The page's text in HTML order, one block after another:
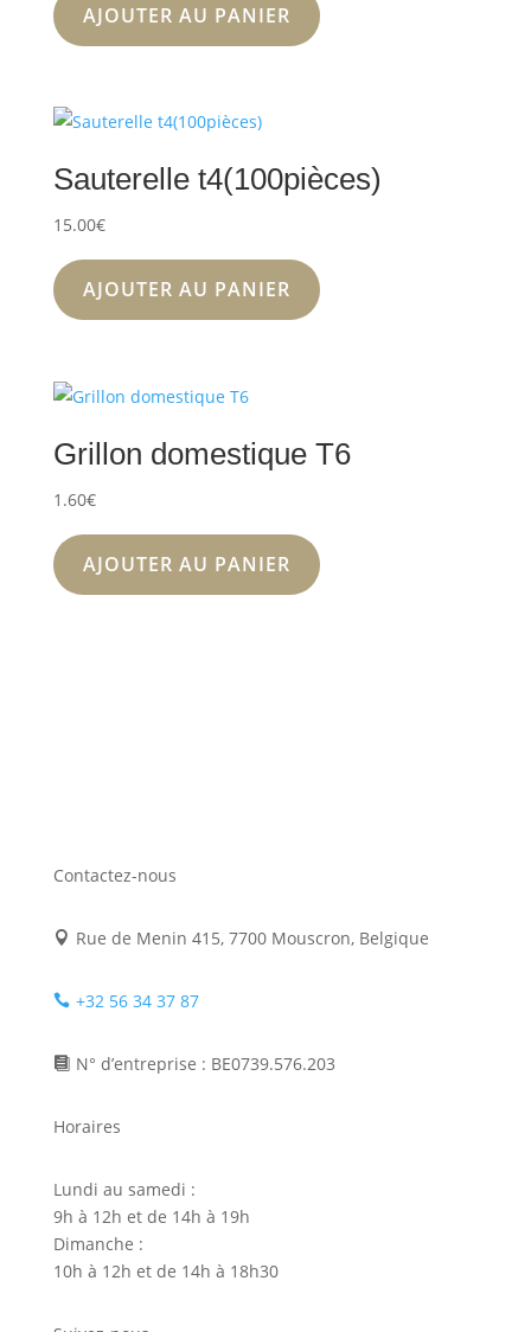
AJOUTER AU PANIER
Sauterelle t4(100pièces)
15.00€
AJOUTER AU PANIER
Grillon domestique T6
1.60€
AJOUTER AU PANIER
Contactez-nous
 Rue de Menin 415, 7700 Mouscron, Belgique
 +32 56 34 37 87
 N° d’entreprise : BE0739.576.203
Horaires
Lundi au samedi :
9h à 12h et de 14h à 19h
Dimanche :
10h à 12h et de 14h à 18h30